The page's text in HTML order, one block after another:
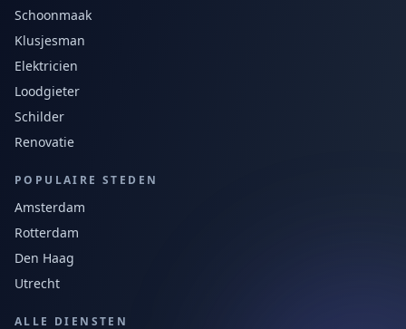
Schoonmaak
Klusjesman
Elektricien
Loodgieter
Schilder
Renovatie
POPULAIRE STEDEN
Amsterdam
Rotterdam
Den Haag
Utrecht
ALLE DIENSTEN